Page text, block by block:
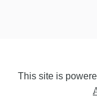
This site is